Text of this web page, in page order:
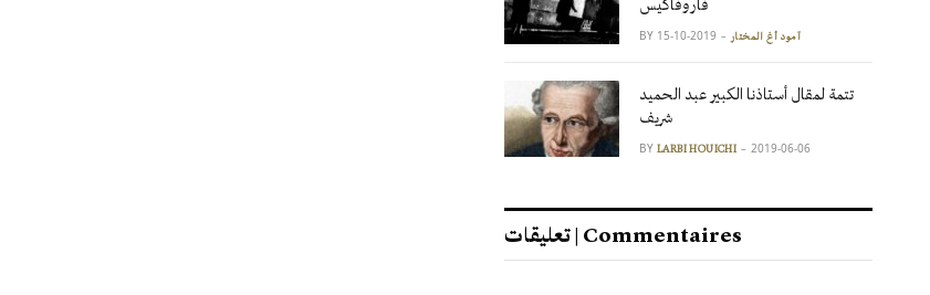
فاروفاكيس
BY آمود أغ المختار 2019-10-15
تتمة لمقال أستاذنا الكبير عبد الحميد
شريف
BY LARBI HOUICHI 2019-06-06
تعليقات | Commentaires